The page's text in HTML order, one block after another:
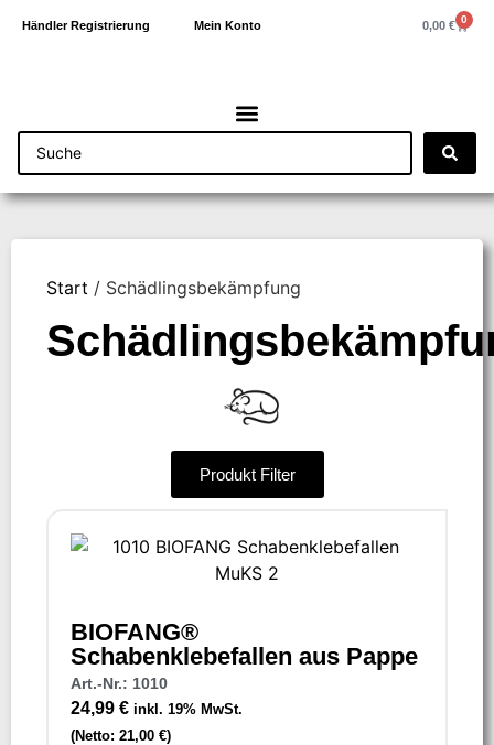
Händler Registrierung Mein Konto 0,00 € 0
Start / Schädlingsbekämpfung
Produkt Filter
BIOFANG®
Schabenklebefallen aus Pappe
Art.-Nr.: 1010
24,99 € inkl. 19% MwSt.
(Netto: 21,00 €)